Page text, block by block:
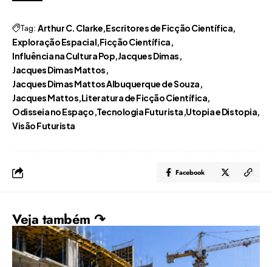
Tag: Arthur C. Clarke Escritores de Ficção Científica
Exploração Espacial Ficção Científica
Influência na Cultura Pop Jacques Dimas
Jacques Dimas Mattos
Jacques Dimas Mattos Albuquerque de Souza
Jacques Mattos Literatura de Ficção Científica
Odisseia no Espaço Tecnologia Futurista Utopia e Distopia
Visão Futurista
Facebook
Veja também ↷